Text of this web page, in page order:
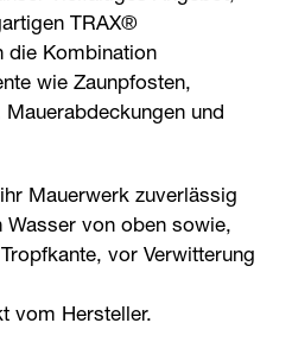
TRAX®
die Kombination
wie Zaunpfosten,
und
Mauerwerk zuverlässig
von oben sowie,
vor Verwitterung
vom Hersteller.